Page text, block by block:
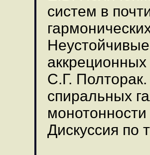
систем в
С.Г.
спиральных
Дискуссия по